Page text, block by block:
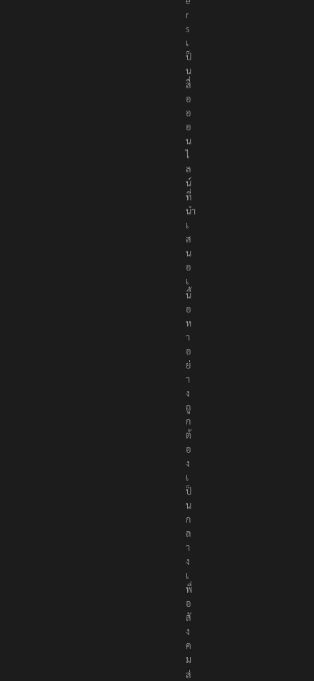
r
s
เ
ป็
น
สื่
อ
อ
อ
น
ไ
ล
น์
ที่
นำ
เ
ส
น
อ
เ
นื้
อ
ห
า
อ
ย่
า
ง
ถู
ก
ต้
อ
ง
เ
ป็
น
ก
ล
า
ง
เ
พื่
อ
สั
ง
ค
ม
ส่